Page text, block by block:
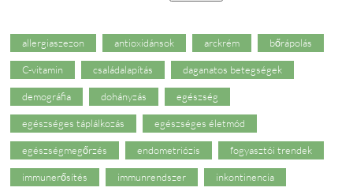
allergiaszezon antioxidánsok arckrém bőrápolás
C-vitamin családalapítás daganatos betegségek
demográfia dohányzás egészség
egészséges táplálkozás egészséges életmód
egészségmegőrzés endometriózis fogyasztói trendek
immunerősítés immunrendszer inkontinencia